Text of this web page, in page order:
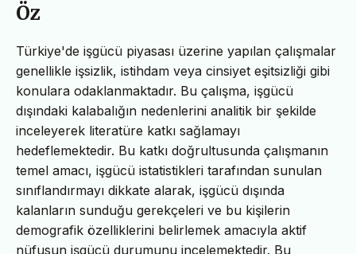
Öz
Türkiye'de işgücü piyasası üzerine yapılan çalışmalar
genellikle işsizlik, istihdam veya cinsiyet eşitsizliği gibi
konulara odaklanmaktadır. Bu çalışma, işgücü
dışındaki kalabalığın nedenlerini analitik bir şekilde
inceleyerek literatüre katkı sağlamayı
hedeflemektedir. Bu katkı doğrultusunda çalışmanın
temel amacı, işgücü istatistikleri tarafından sunulan
sınıflandırmayı dikkate alarak, işgücü dışında
kalanların sunduğu gerekçeleri ve bu kişilerin
demografik özelliklerini belirlemek amacıyla aktif
nüfusun işgücü durumunu incelemektedir. Bu